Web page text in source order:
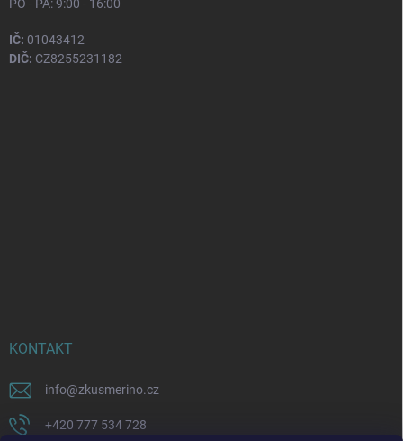
PO - PÁ: 9:00 - 16:00
IČ: 01043412
DIČ: CZ8255231182
KONTAKT
info@zkusmerino.cz
+420 777 534 728